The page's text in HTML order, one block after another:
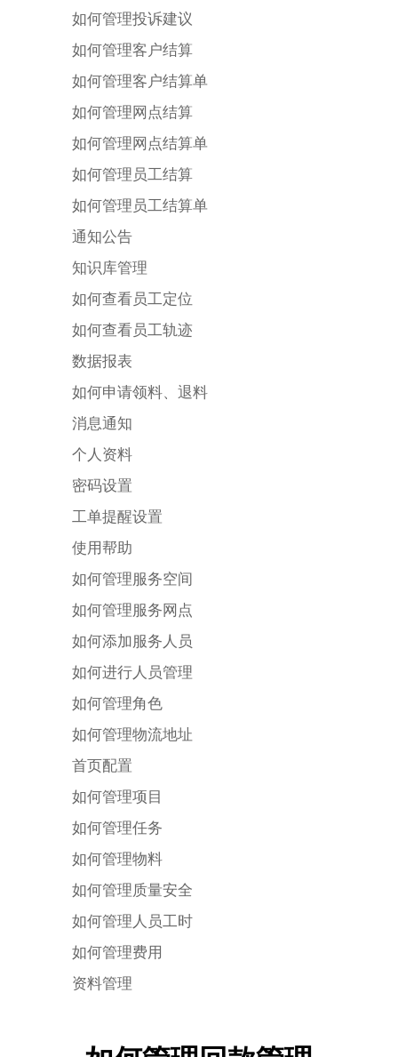
如何管理投诉建议
如何管理客户结算
如何管理客户结算单
如何管理网点结算
如何管理网点结算单
如何管理员工结算
如何管理员工结算单
通知公告
知识库管理
如何查看员工定位
如何查看员工轨迹
数据报表
如何申请领料、退料
消息通知
个人资料
密码设置
工单提醒设置
使用帮助
如何管理服务空间
如何管理服务网点
如何添加服务人员
如何进行人员管理
如何管理角色
如何管理物流地址
首页配置
如何管理项目
如何管理任务
如何管理物料
如何管理质量安全
如何管理人员工时
如何管理费用
资料管理